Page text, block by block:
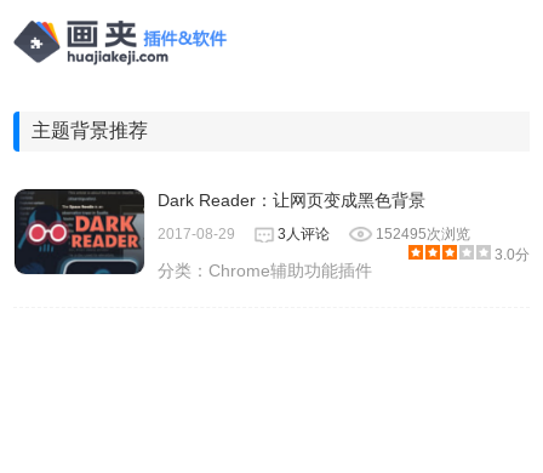
主题背景推荐
Dark Reader：让网页变成黑色背景
2017-08-29 3人评论
152495次浏览
3.0分
分类：Chrome辅助功能插件